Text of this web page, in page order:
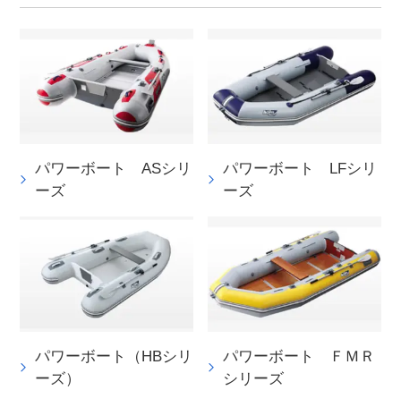
パワーボート ASシリ
ーズ
パワーボート LFシリ
ーズ
パワーボート（HBシリ
ーズ）
パワーボート ＦＭＲ
シリーズ